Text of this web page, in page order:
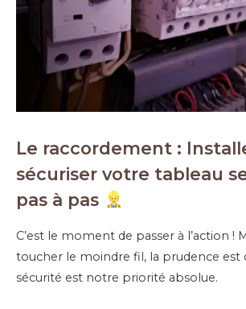
Le raccordement :
sécuriser votre tableau
pas à pas
C’est le moment de passer à l’action !
toucher le moindre fil, la prudence est
sécurité est notre priorité absolue.